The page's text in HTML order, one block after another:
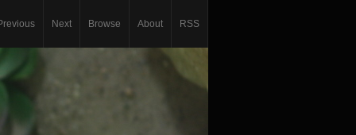
Next Browse About RSS